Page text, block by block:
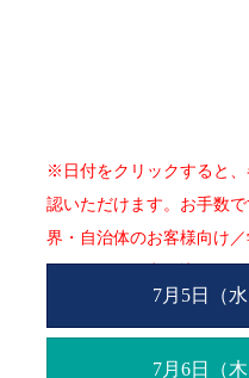
※日付をクリックすると、
認いただけます。お手数
界・自治体のお客様向け
ォームよりお申し込みく
7月5日（
7月6日（